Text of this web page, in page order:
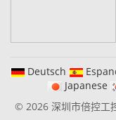
Deutsch
Japanese
© 2026 深圳市倍控工